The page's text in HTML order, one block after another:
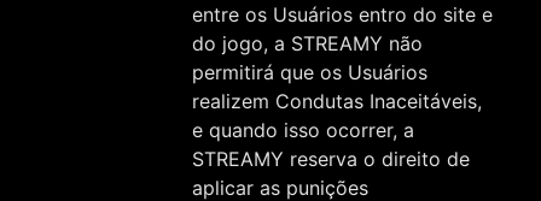
entre os Usuários entro do site e
do jogo, a STREAMY não
permitirá que os Usuários
realizem Condutas Inaceitáveis,
e quando isso ocorrer, a
STREAMY reserva o direito de
aplicar as punições